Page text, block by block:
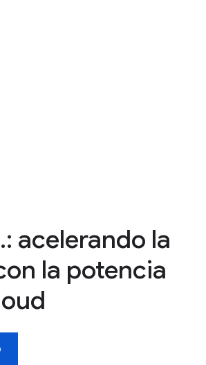
acelerando la
la potencia